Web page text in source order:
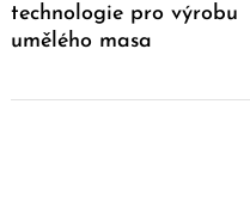
technologie pro výrobu
umělého masa